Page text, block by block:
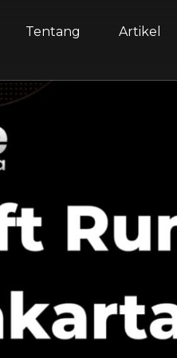
Tentang Artikel